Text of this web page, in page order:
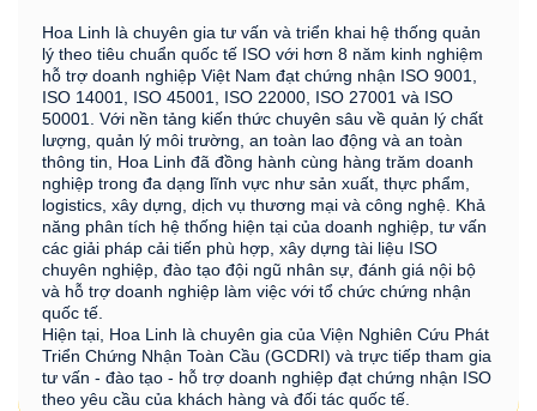
Hoa Linh là chuyên gia tư vấn và triển khai hệ thống quản
lý theo tiêu chuẩn quốc tế ISO với hơn 8 năm kinh nghiệm
hỗ trợ doanh nghiệp Việt Nam đạt chứng nhận ISO 9001,
ISO 14001, ISO 45001, ISO 22000, ISO 27001 và ISO
50001. Với nền tảng kiến thức chuyên sâu về quản lý chất
lượng, quản lý môi trường, an toàn lao động và an toàn
thông tin, Hoa Linh đã đồng hành cùng hàng trăm doanh
nghiệp trong đa dạng lĩnh vực như sản xuất, thực phẩm,
logistics, xây dựng, dịch vụ thương mại và công nghệ. Khả
năng phân tích hệ thống hiện tại của doanh nghiệp, tư vấn
các giải pháp cải tiến phù hợp, xây dựng tài liệu ISO
chuyên nghiệp, đào tạo đội ngũ nhân sự, đánh giá nội bộ
và hỗ trợ doanh nghiệp làm việc với tổ chức chứng nhận
quốc tế.
Hiện tại, Hoa Linh là chuyên gia của Viện Nghiên Cứu Phát
Triển Chứng Nhận Toàn Cầu (GCDRI) và trực tiếp tham gia
tư vấn - đào tạo - hỗ trợ doanh nghiệp đạt chứng nhận ISO
theo yêu cầu của khách hàng và đối tác quốc tế.